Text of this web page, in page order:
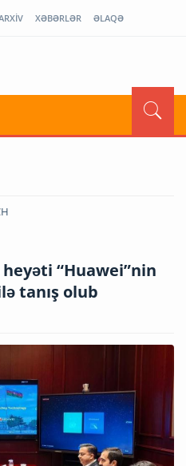
XƏBƏRLƏR ƏLAQƏ
“Huawei”nin
tanış olub